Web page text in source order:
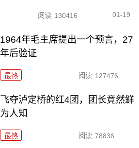
阅读 130416 01-19
1964年毛主席提出一个预言，27
年后验证
最热 阅读 127476
飞夺泸定桥的红4团，团长竟然鲜
为人知
最热 阅读 78836